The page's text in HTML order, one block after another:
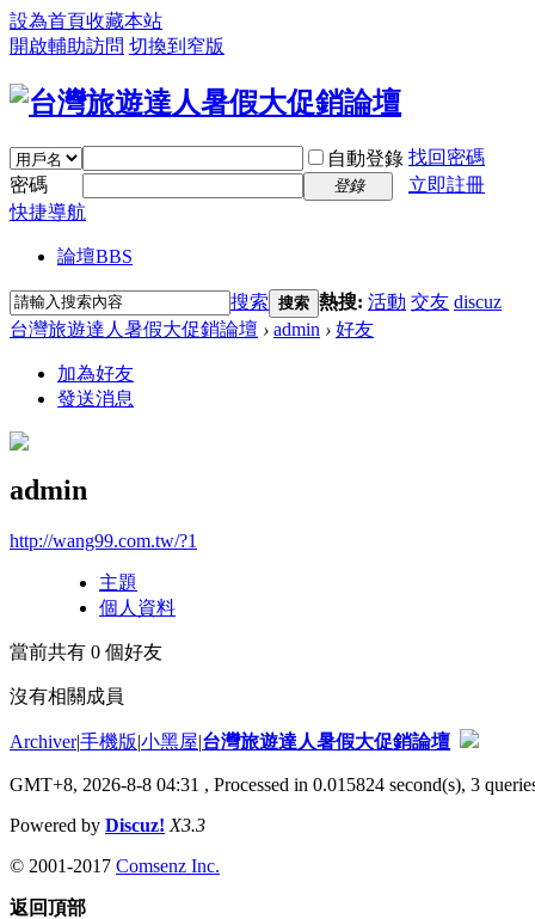
設為首頁收藏本站
開啟輔助訪問 切換到窄版
自動登錄 找回密碼
密碼
登錄
立即註冊
快捷導航
論壇BBS
搜索 搜索 熱搜: 活動 交友 discuz
台灣旅遊達人暑假大促銷論壇 › admin › 好友
加為好友
發送消息
admin
http://wang99.com.tw/?1
主題
個人資料
當前共有 0 個好友
沒有相關成員
Archiver|手機版|小黑屋|台灣旅遊達人暑假大促銷論壇
GMT+8, 2026-8-8 04:31 , Processed in 0.015824 second(s), 3
Powered by Discuz! X3.3
© 2001-2017 Comsenz Inc.
返回頂部